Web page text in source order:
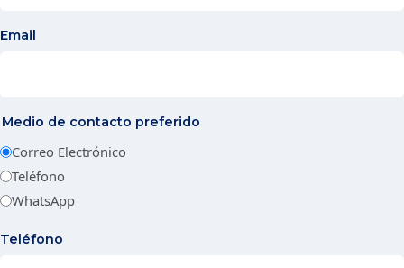
Email
Medio de contacto preferido
Correo Electrónico
Teléfono
WhatsApp
Teléfono